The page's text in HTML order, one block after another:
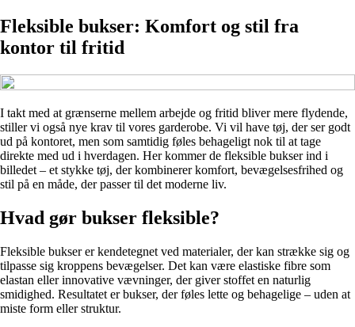
Fleksible bukser: Komfort og stil fra
kontor til fritid
I takt med at grænserne mellem arbejde og fritid bliver mere flydende,
stiller vi også nye krav til vores garderobe. Vi vil have tøj, der ser godt
ud på kontoret, men som samtidig føles behageligt nok til at tage
direkte med ud i hverdagen. Her kommer de fleksible bukser ind i
billedet – et stykke tøj, der kombinerer komfort, bevægelsesfrihed og
stil på en måde, der passer til det moderne liv.
Hvad gør bukser fleksible?
Fleksible bukser er kendetegnet ved materialer, der kan strække sig og
tilpasse sig kroppens bevægelser. Det kan være elastiske fibre som
elastan eller innovative vævninger, der giver stoffet en naturlig
smidighed. Resultatet er bukser, der føles lette og behagelige – uden at
miste form eller struktur.